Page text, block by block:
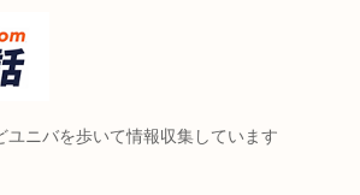
ニバを歩いて情報収集しています